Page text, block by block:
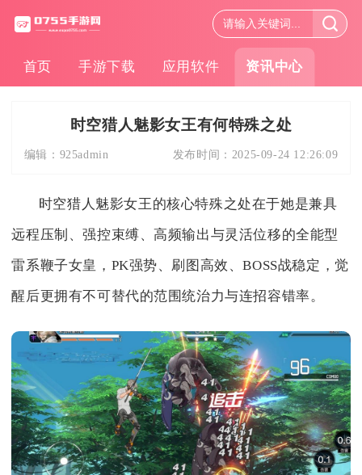
首页 手游下载 应用软件 资讯中心
时空猎人魅影女王有何特殊之处
编辑： 925admin 发布时间： 2025-09-24 12:26:09
时空猎人魅影女王的核心特殊之处在于她是兼具
远程压制、强控束缚、高频输出与灵活位移的全能型
雷系鞭子女皇，PK强势、刷图高效、BOSS战稳定，觉
醒后更拥有不可替代的范围统治力与连招容错率。